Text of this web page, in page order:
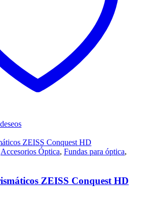
Accesorios Óptica, Fundas para óptica,
ZEISS Conquest HD